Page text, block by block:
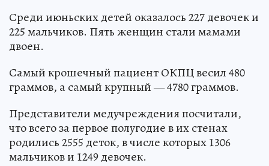
Среди июньских детей оказалось 227 девочек и
225 мальчиков. Пять женщин стали мамами
двоен.
Самый крошечный пациент ОКПЦ весил 480
граммов, а самый крупный — 4780 граммов.
Представители медучреждения посчитали,
что всего за первое полугодие в их стенах
родились 2555 деток, в числе которых 1306
мальчиков и 1249 девочек.